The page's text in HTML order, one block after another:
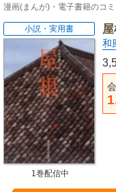
漫画(まんが)・電子書籍のコ
和
小説・実用書
1巻配信中